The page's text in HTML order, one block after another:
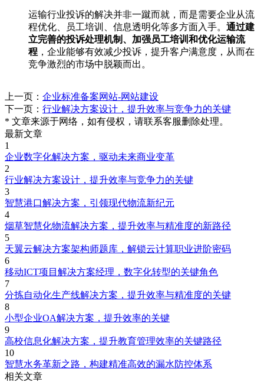
运输行业投诉的解决并非一蹴而就，而是需要企业从流
程优化、员工培训、信息透明化等多方面入手。 通过建
立完善的投诉处理机制、加强员工培训和优化运输流
程 ，企业能够有效减少投诉，提升客户满意度，从而在
竞争激烈的市场中脱颖而出。
上一页： 企业标准备案网站-网站建设
下一页： 行业解决方案设计，提升效率与竞争力的关键
* 文章来源于网络，如有侵权，请联系客服删除处理。
最新文章
1
企业数字化解决方案，驱动未来商业变革
2
行业解决方案设计，提升效率与竞争力的关键
3
智慧港口解决方案，引领现代物流新纪元
4
烟草智慧化物流解决方案，提升效率与精准度的新路径
5
天翼云解决方案架构师题库，解锁云计算职业进阶密码
6
移动ICT项目解决方案经理，数字化转型的关键角色
7
分拣自动化生产线解决方案，提升效率与精准度的关键
8
小型企业OA解决方案，提升效率的关键
9
高校信息化解决方案，提升教育管理效率的关键路径
10
智慧水务革新之路，构建精准高效的漏水防控体系
相关文章